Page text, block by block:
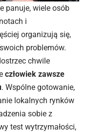
panuje, wiele osób
i
organizują się,
problemów.
chwile
człowiek zawsze
. Wspólne gotowanie,
lokalnych rynków
sobie z
test wytrzymałości,